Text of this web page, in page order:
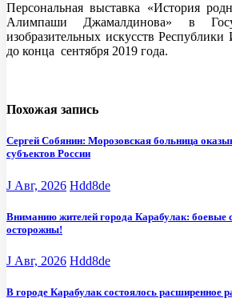
Персональная выставка «История
Алимпаши Джамалдинова» в
изобразительных искусств
до конца сентября 2019 года.
Похожая запись
Сергей Собянин: Морозовская больница
субъектов России
J Авг, 2026 Hdd8de
Вниманию жителей города Карабулак: боевые
осторожны!
J Авг, 2026 Hdd8de
В городе Карабулак состоялось расширенное